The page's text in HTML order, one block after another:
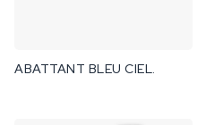
ABATTANT BLEU CIEL.